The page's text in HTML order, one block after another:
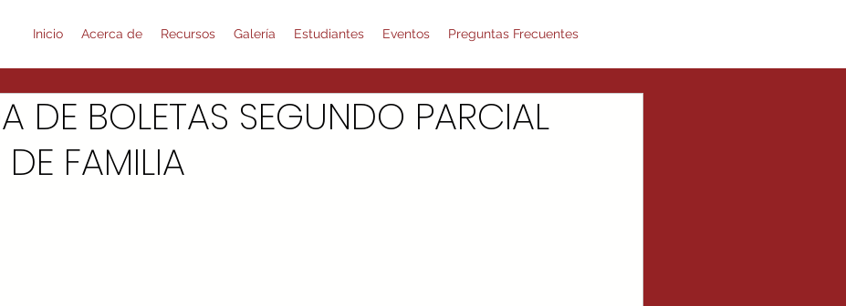
Inicio Acerca de Recursos Galería Estudiantes Eventos Preguntas Frecuentes
DE BOLETAS SEGUNDO PARCIAL
DE FAMILIA